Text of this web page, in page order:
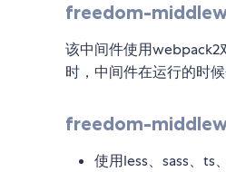
freedom-
该中间件使用webpack2
时，中间件在运行的时
freedom-
使用less、sass、ts